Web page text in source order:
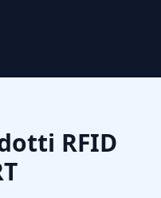
RFID